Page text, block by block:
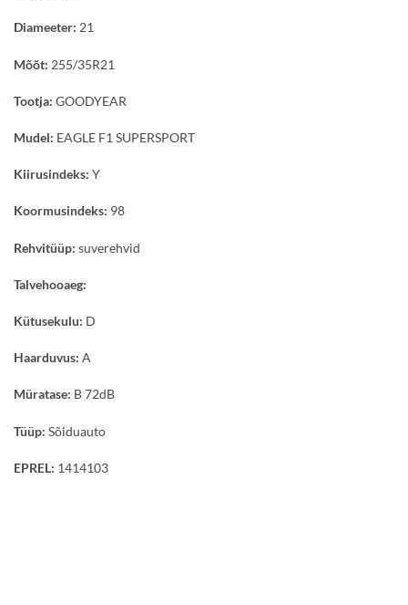
Diameeter: 21
Mõõt: 255/35R21
Tootja: GOODYEAR
Mudel: EAGLE F1 SUPERSPORT
Kiirusindeks: Y
Koormusindeks: 98
Rehvitüüp: suverehvid
Talvehooaeg:
Kütusekulu: D
Haarduvus: A
Müratase: B 72dB
Tüüp: Sõiduauto
EPREL: 1414103